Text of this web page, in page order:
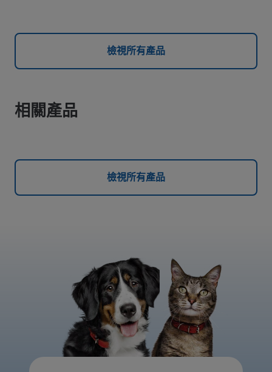
檢視所有產品
相關產品
檢視所有產品